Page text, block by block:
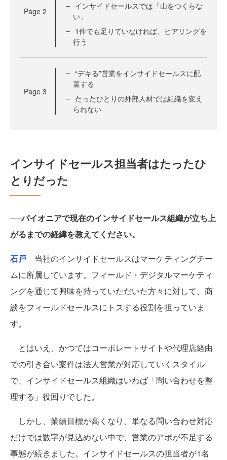
Page 2
インサイドセールスでは「山をつくらな
い」
1件でも足りていなければ、ヒアリングを
行う
Page 3
“デキる”営業をインサイドセールスに配
置する
たったひとりの外部人材では組織を変え
られない
インサイドセールス担当者はたったひ
とりだった
──パイオニアで現在のインサイドセールス組織が立ち上
がるまでの経緯を教えてください。
石戸 当社のインサイドセールスはマーケティングチー
ムに所属しています。フィールド・デジタルマーケティ
ングを通じて興味を持っていただいた方々に対して、商
談をフィールドセールスにトスする役割を担っていま
す。
とはいえ、かつてはコーポレートサイトや代理店経由
での引き合い案件は法人営業が対応していくスタイル
で、インサイドセールス組織はいわば「問い合わせを整
理する」役回りでした。
しかし、業績目標が高くなり、単なる問い合わせ対応
だけでは数字が見込めない中で、営業のアポが不足する
事態が続きました。インサイドセールスの担当者が1名